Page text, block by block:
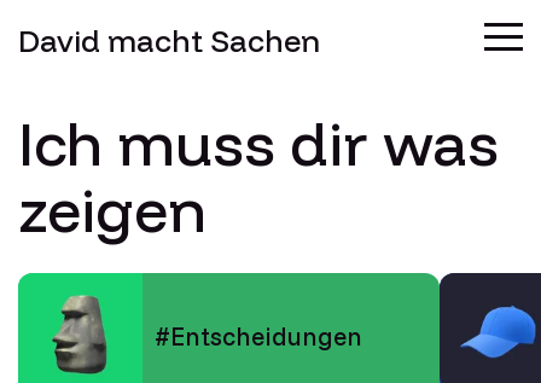
David macht Sachen
Ich muss dir was
zeigen
Entscheidungen